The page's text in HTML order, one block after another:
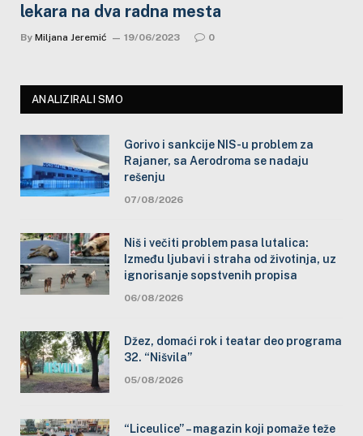
lekara na dva radna mesta
By Miljana Jeremić 19/06/2023 0
ANALIZIRALI SMO
Gorivo i sankcije NIS-u problem za
Rajaner, sa Aerodroma se nadaju
rešenju
07/08/2026
Niš i večiti problem pasa lutalica:
Između ljubavi i straha od životinja, uz
ignorisanje sopstvenih propisa
06/08/2026
Džez, domaći rok i teatar deo programa
32. “Nišvila”
05/08/2026
“Liceulice” – magazin koji pomaže teže